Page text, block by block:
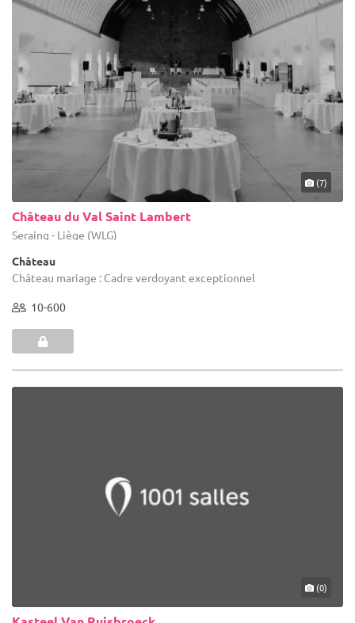
(7)
Château du Val Saint Lambert
Seraing - Liège (WLG)
Château
Château mariage : Cadre verdoyant exceptionnel
10-600
(0)